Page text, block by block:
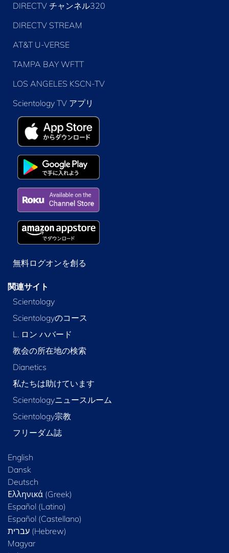
DIRECTV チャンネル320
DIRECTV STREAM
AT&T U-VERSE
TAMPA BAY WFTT
LOS ANGELES KSCN-TV
Scientology TV アプリ
無料ログオンを創る
関連サイト
Scientology
Scientologyのコース
L. ロン ハバード
教会の所在地の検索
Dianetics
私たちは助けています
Scientologyニュースルーム
Scientology宗教
フリーダム誌
English
Dansk
Deutsch
Ελληνικά (Greek)
Español (Latino)
Español (Castellano)
Magyar